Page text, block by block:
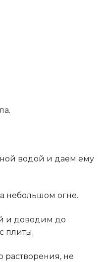
.
водой и даем ему
небольшом огне.
и доводим до
плиты.
растворения, не